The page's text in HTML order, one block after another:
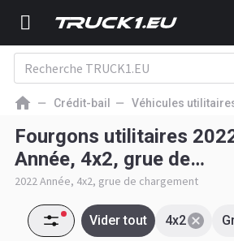
Crédit-bail Véhicules
Fourgons utilitaires 2022
Année, 4x2, grue de
chargement occasion en
leasing
2022 Année, 4x2, grue de chargement
4x2
Vider tout